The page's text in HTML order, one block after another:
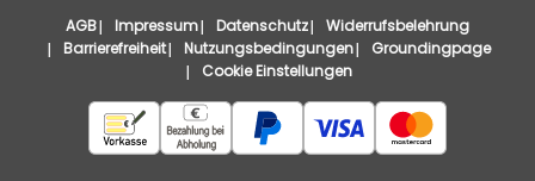
AGB Impressum Datenschutz
Widerrufsbelehrung
Barrierefreiheit
Nutzungsbedingungen
Groundingpage
Cookie Einstellungen